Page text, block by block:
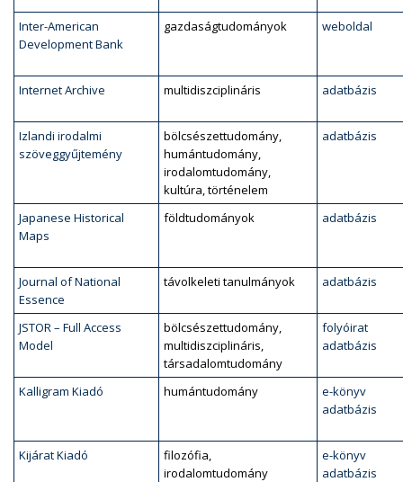
Inter-American
Development Bank
gazdaságtudományok weboldal
Internet Archive multidiszciplináris adatbázis
Izlandi irodalmi
szöveggyűjtemény
bölcsészettudomány,
humántudomány,
irodalomtudomány,
kultúra, történelem
adatbázis
Japanese Historical
Maps
földtudományok adatbázis
Journal of National
Essence
távolkeleti tanulmányok adatbázis
JSTOR – Full Access
Model
bölcsészettudomány,
multidiszciplináris,
társadalomtudomány
folyóirat
adatbázis
Kalligram Kiadó humántudomány
e-könyv
adatbázis
Kijárat Kiadó
filozófia,
irodalomtudomány
e-könyv
adatbázis